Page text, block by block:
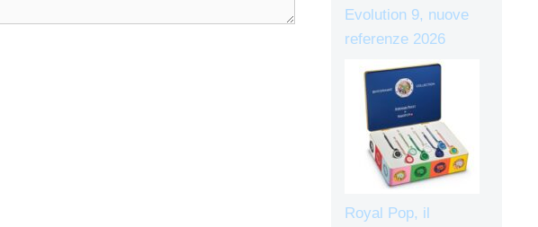
Evolution 9, nuove
referenze 2026
Royal Pop, il